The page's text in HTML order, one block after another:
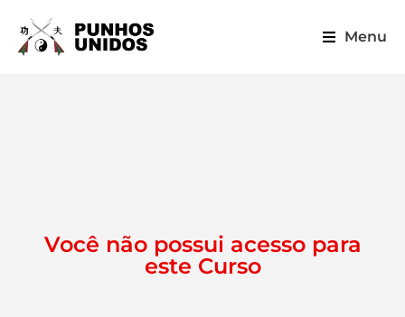
Menu
Você não possui acesso para
este Curso